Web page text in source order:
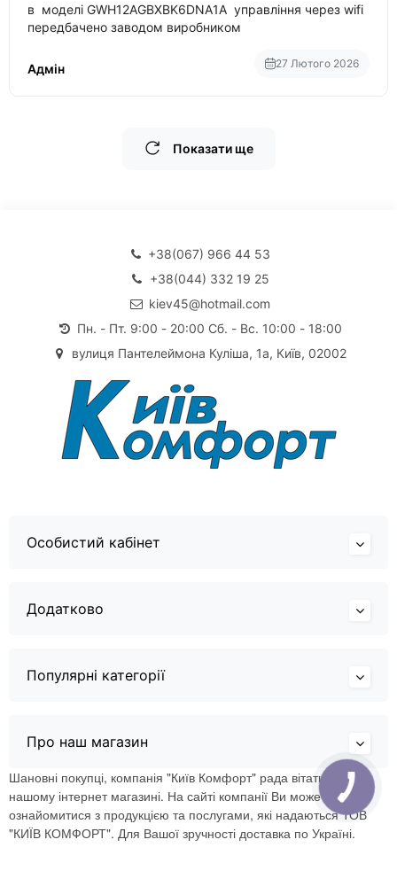
в моделі GWH12AGBXBK6DNA1A управління через wifi
передбачено заводом виробником
Адмін 27 Лютого 2026
Показати ще
+38(067) 966 44 53
+38(044) 332 19 25
kiev45@hotmail.com
Пн. - Пт. 9:00 - 20:00 Сб. - Вс. 10:00 - 18:00
вулиця Пантелеймона Куліша, 1а, Київ, 02002
Особистий кабінет
Додатково
Популярні категорії
Про наш магазин
Шановні покупці, компанія "Київ Комфорт" рада вітати Вас в
нашому інтернет магазині. На сайті компанії Ви можете
ознайомитися з продукцією та послугами, які надаються ТОВ
"КИЇВ КОМФОРТ". Для Вашої зручності доставка по Україні.